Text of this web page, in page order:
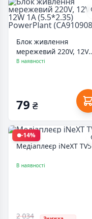
Блок живлення
мережевий 220V, 12V
12W 1A (5.5*2.35)
В наявності
79 ₴
-14%
Медіаплеєр iNeXT TV5
В наявності
2 034